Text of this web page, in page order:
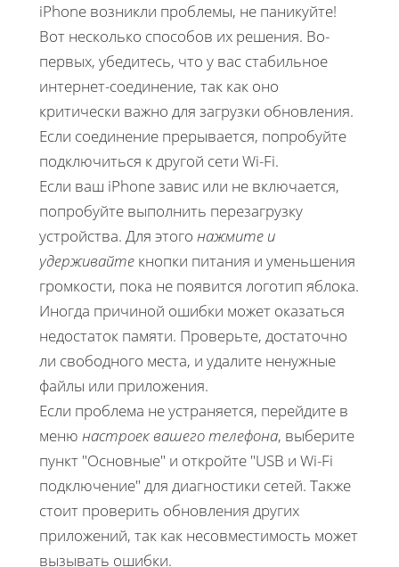
iPhone возникли проблемы, не паникуйте!
Вот несколько способов их решения. Во-
первых, убедитесь, что у вас стабильное
интернет-соединение, так как оно
критически важно для загрузки обновления.
Если соединение прерывается, попробуйте
подключиться к другой сети Wi-Fi.
Если ваш iPhone завис или не включается,
попробуйте выполнить перезагрузку
устройства. Для этого нажмите и
удерживайте кнопки питания и уменьшения
громкости, пока не появится логотип яблока.
Иногда причиной ошибки может оказаться
недостаток памяти. Проверьте, достаточно
ли свободного места, и удалите ненужные
файлы или приложения.
Если проблема не устраняется, перейдите в
меню настроек вашего телефона, выберите
пункт "Основные" и откройте "USB и Wi-Fi
подключение" для диагностики сетей. Также
стоит проверить обновления других
приложений, так как несовместимость может
вызывать ошибки.